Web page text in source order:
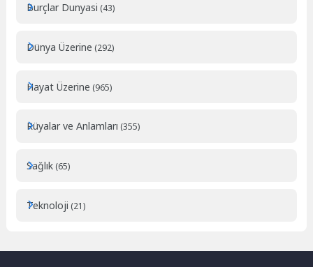
Burçlar Dunyasi (43)
Dünya Üzerine (292)
Hayat Üzerine (965)
Rüyalar ve Anlamları (355)
Sağlık (65)
Teknoloji (21)